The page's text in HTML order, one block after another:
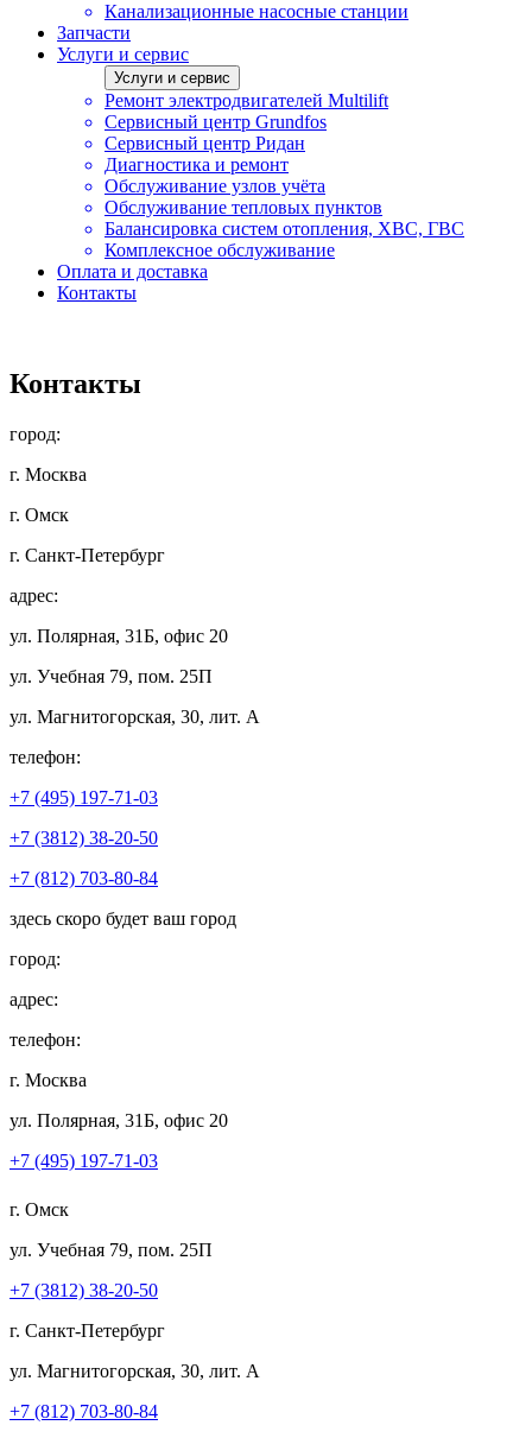
Канализационные насосные станции
Запчасти
Услуги и сервис
Услуги и сервис
Ремонт электродвигателей Multilift
Сервисный центр Grundfos
Сервисный центр Ридан
Диагностика и ремонт
Обслуживание узлов учёта
Обслуживание тепловых пунктов
Балансировка систем отопления, ХВС, ГВС
Комплексное обслуживание
Оплата и доставка
Контакты
Контакты
город:
г. Москва
г. Омск
г. Санкт-Петербург
адрес:
ул. Полярная, 31Б, офис 20
ул. Учебная 79, пом. 25П
ул. Магнитогорская, 30, лит. А
телефон:
+7 (495) 197-71-03
+7 (3812) 38-20-50
+7 (812) 703-80-84
здесь скоро будет ваш город
город:
адрес:
телефон:
г. Москва
ул. Полярная, 31Б, офис 20
+7 (495) 197-71-03
г. Омск
ул. Учебная 79, пом. 25П
+7 (3812) 38-20-50
г. Санкт-Петербург
ул. Магнитогорская, 30, лит. А
+7 (812) 703-80-84